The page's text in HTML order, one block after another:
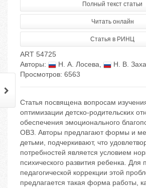
Полный текст статьи
Читать онлайн
Статья в РИНЦ
ART 54725
Авторы:
Н. А. Лосева,
Н. В.
Просмотров: 6563
Статья посвящена вопросам
оптимизации детско-родительских
обеспечения эмоционального
ОВЗ. Авторы предлагают формы и
детьми, подчеркивают, что
потребностей является условием
психического развития ребенка. Для
педагогической коррекции этой
предлагается такая форма работы,